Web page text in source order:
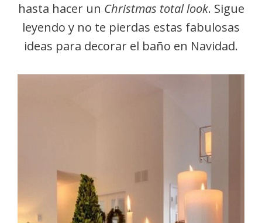
hasta hacer un Christmas total look. Sigue
leyendo y no te pierdas estas fabulosas
ideas para decorar el baño en Navidad.